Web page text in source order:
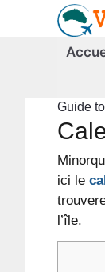
Guide
ici le
l’île.